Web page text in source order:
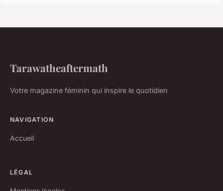
Tarawatheaftermath
Votre magazine féminin qui inspire le quotidien
NAVIGATION
Accueil
LÉGAL